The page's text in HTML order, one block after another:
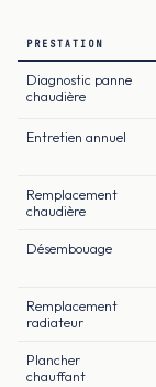
PRESTATION
Diagnostic panne
chaudière
Entretien annuel
Remplacement
chaudière
Désembouage
Remplacement
radiateur
Plancher
chauffant